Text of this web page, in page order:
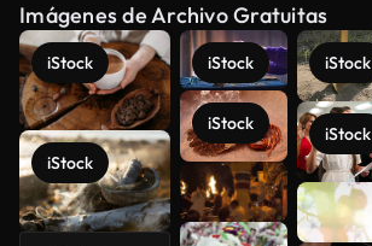
Imágenes de Archivo Gratuitas
iStock
iStock
iStock
iStock
iStock
iStock